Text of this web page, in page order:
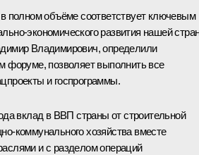
в полном объёме соответствует ключевым
экономического развития нашей
Владимирович, определили
форуме, позволяет выполнить все
и госпрограммы.
вклад в ВВП страны от строительной
коммунального хозяйства вместе
и с разделом операций